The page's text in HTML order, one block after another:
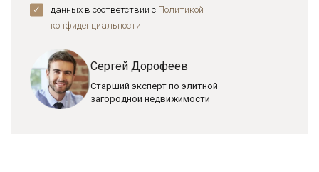
данных в соответствии с Политикой
конфиденциальноcти
Сергей Дорофеев
Старший эксперт по элитной
загородной недвижимости